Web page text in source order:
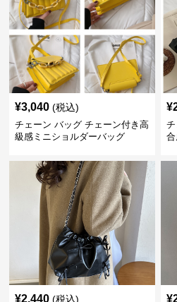
¥3,040 (税込)
チェーン バッグ チェーン付き高
級感ミニショルダーバッグ
¥
¥2,440 (税込) ¥